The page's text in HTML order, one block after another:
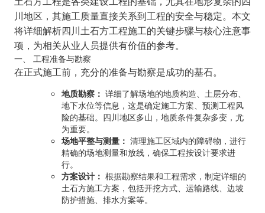
川地区，其施工质量直接关系到工程的安全与稳定。本文
将详细解析四川土石方工程施工的关键步骤与核心注意事
项，为相关从业人员提供有价值的参考。
一、 工程准备与勘察
在正式施工前，充分的准备与勘察是成功的基石。
地质勘察： 详细了解场地的地质构造、土层分布、
地下水位等信息，这是确定施工方案、预测工程风
险的基础。四川地区多山，地质条件复杂多变，尤
为重要。
场地平整与测量： 清理施工区域内的障碍物，进行
精确的场地测量和放线，确保工程按设计要求进
行。
方案设计： 根据勘察结果和工程需求，制定详细的
土石方施工方案，包括开挖方式、运输路线、边坡
防护措施、排水方案等。